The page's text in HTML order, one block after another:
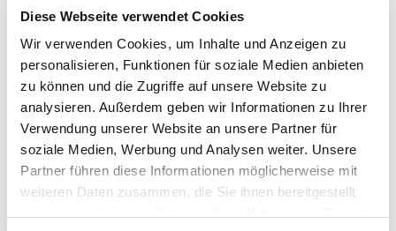
Diese Webseite verwendet Cookies
Wir verwenden Cookies, um Inhalte und Anzeigen zu
personalisieren, Funktionen für soziale Medien anbieten
zu können und die Zugriffe auf unsere Website zu
analysieren. Außerdem geben wir Informationen zu Ihrer
Verwendung unserer Website an unsere Partner für
soziale Medien, Werbung und Analysen weiter. Unsere
Partner führen diese Informationen möglicherweise mit
weiteren Daten zusammen, die Sie ihnen bereitgestellt
Anti-spam check
How much is 8 + 7?
*Mandatory fields